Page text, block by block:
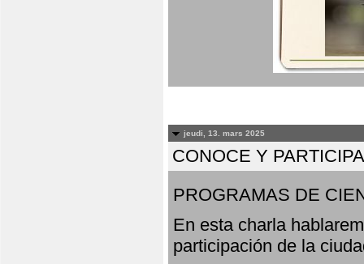
jeudi, 13. mars 2025
CONOCE Y
PROGRAMAS DE
En esta charla
participación de la